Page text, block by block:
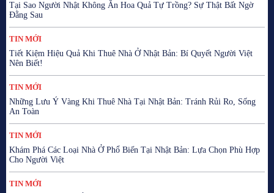
Tại Sao Người Nhật Không Ăn Hoa Quả Tự Trồng? Sự Thật Bất Ngờ
Đằng Sau
TIN MỚI
Tiết Kiệm Hiệu Quả Khi Thuê Nhà Ở Nhật Bản: Bí Quyết Người Việt
Nên Biết!
TIN MỚI
Những Lưu Ý Vàng Khi Thuê Nhà Tại Nhật Bản: Tránh Rủi Ro, Sống
An Toàn
TIN MỚI
Khám Phá Các Loại Nhà Ở Phổ Biến Tại Nhật Bản: Lựa Chọn Phù Hợp
Cho Người Việt
TIN MỚI